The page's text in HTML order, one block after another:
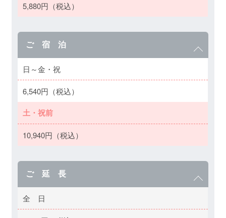
5,880円（税込）
ご 宿 泊
日～金・祝
6,540円（税込）
土・祝前
10,940円（税込）
ご 延 長
全 日